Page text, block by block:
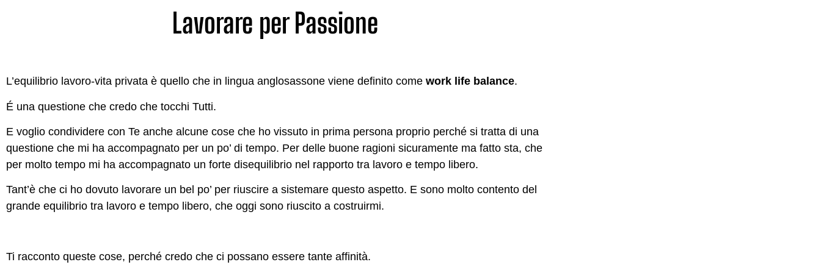
Lavorare per Passione
L’equilibrio lavoro-vita privata è quello che in lingua anglosassone viene definito come work life balance.
É una questione che credo che tocchi Tutti.
E voglio condividere con Te anche alcune cose che ho vissuto in prima persona proprio perché si tratta di una
questione che mi ha accompagnato per un po’ di tempo. Per delle buone ragioni sicuramente ma fatto sta, che
per molto tempo mi ha accompagnato un forte disequilibrio nel rapporto tra lavoro e tempo libero.
Tant’è che ci ho dovuto lavorare un bel po’ per riuscire a sistemare questo aspetto. E sono molto contento del
grande equilibrio tra lavoro e tempo libero, che oggi sono riuscito a costruirmi.
Ti racconto queste cose, perché credo che ci possano essere tante affinità.